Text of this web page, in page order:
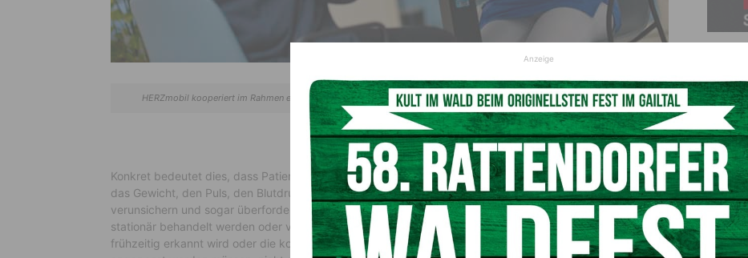
HERZmobil kooperiert im Rahmen eines Netzwerkes mit niedergelassenen Ärzten und den Krankenversicherungsträgern
© KELAG/Helge Bauer
Konkret bedeutet dies, dass Patienten die verschriebenen Medikamente regelmäßig einnehmen sowie auf
das Gewicht, den Puls, den Blutdruck sowie die richtige Bewegung achten. Das kann Patienten oftmals
verunsichern und sogar überfordern. „Nicht umsonst müssen Betroffene häufig wiederholt im Spital
stationär behandelt werden oder versterben vorzeitig, da eine Verschlechterung der Krankheit nicht
frühzeitig erkannt wird oder die komplexe Anpassung der Medikamente, die dem Krankheitsverlauf
Anzeige